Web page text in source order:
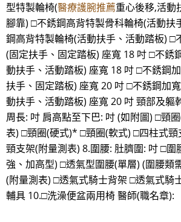
型特製輪椅(醫療護腕推薦重心後移,活動
腳靠) □不銹鋼高背特製骨科輪椅(活動扶
鋼高背特製輪椅(活動扶手、活動踏板) □
(固定扶手、固定踏板) 座寬 18 吋 □不銹
動扶手、活動踏板) 座寬 18 吋 □不銹鋼
扶手、固定踏板) 座寬 20 吋 □不銹鋼加
動扶手、活動踏板) 座寬 20 吋 頸部及軀
周長: 吋 肩高點至下巴: 吋 (如附圖) □頸
表) □頸圈(硬式)* □頸圈(軟式) □四柱式
頸支架(附量測表) 8.圍腰: 肚臍圍: 吋 □圍
強、加高型) □透氣型圍腰(單層) (圍腰類
(附量測表) □透氣式騎士背架 □透氣式騎
輔具 10.□洗澡便盆兩用椅 醫師(職名章):